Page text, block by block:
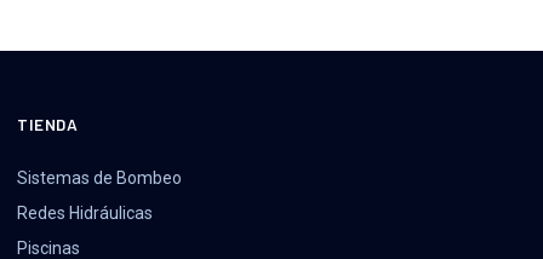
TIENDA
Sistemas de Bombeo
Redes Hidráulicas
Piscinas